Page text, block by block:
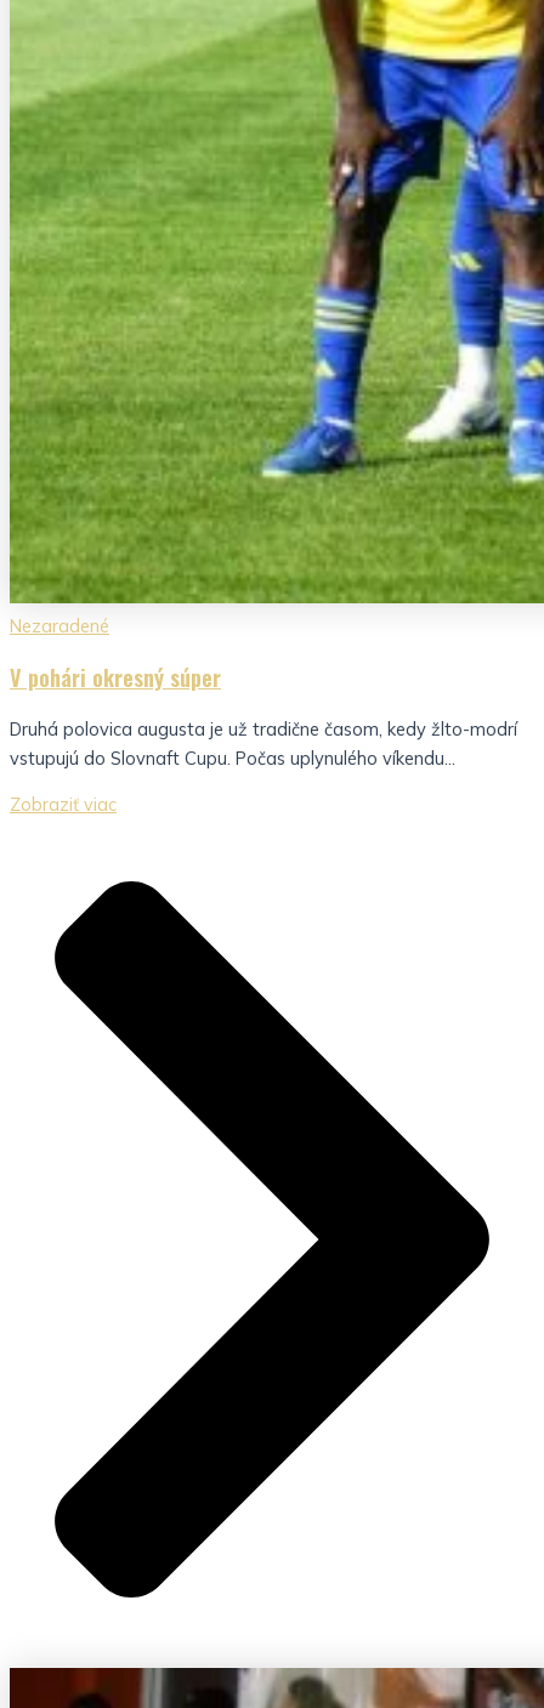
Nezaradené
V pohári okresný súper
Druhá polovica augusta je už tradične časom, kedy žlto-modrí
vstupujú do Slovnaft Cupu. Počas uplynulého víkendu...
Zobraziť viac